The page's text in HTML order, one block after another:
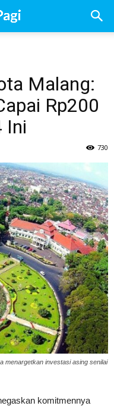
Malang:
Rp200
Ini
730
menargetkan investasi asing senilai
komitmennya